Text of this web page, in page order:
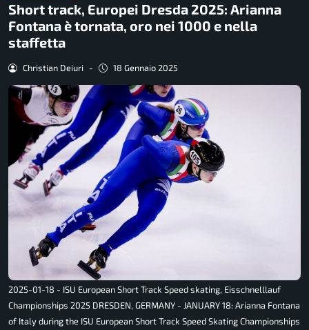
Short track, Europei Dresda 2025: Arianna
Fontana è tornata, oro nei 1000 e nella
staffetta
Christian Deiuri - 18 Gennaio 2025
2025-01-18 - ISU European Short Track Speed skating, Eisschnelllauf
Championships 2025 DRESDEN, GERMANY - JANUARY 18: Arianna Fontana
of Italy during the ISU European Short Track Speed Skating Championships